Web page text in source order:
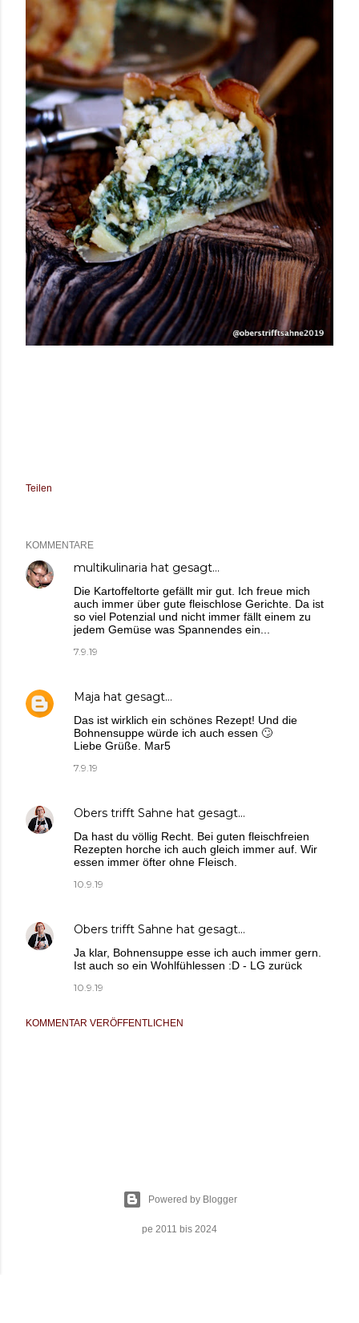
Teilen
KOMMENTARE
multikulinaria hat gesagt…
Die Kartoffeltorte gefällt mir gut. Ich freue mich
auch immer über gute fleischlose Gerichte. Da ist
so viel Potenzial und nicht immer fällt einem zu
jedem Gemüse was Spannendes ein...
7.9.19
Maja hat gesagt…
Das ist wirklich ein schönes Rezept! Und die
Bohnensuppe würde ich auch essen 🙄
Liebe Grüße. Mar5
7.9.19
Obers trifft Sahne hat gesagt…
Da hast du völlig Recht. Bei guten fleischfreien
Rezepten horche ich auch gleich immer auf. Wir
essen immer öfter ohne Fleisch.
10.9.19
Obers trifft Sahne hat gesagt…
Ja klar, Bohnensuppe esse ich auch immer gern.
Ist auch so ein Wohlfühlessen :D - LG zurück
10.9.19
KOMMENTAR VERÖFFENTLICHEN
Powered by Blogger
pe 2011 bis 2024